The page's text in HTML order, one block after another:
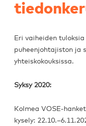
Eri vaiheiden
puheenjohtajiston ja
yhteiskokouksissa.
Syksy 2020:
Kolmea VOSE-
kysely: